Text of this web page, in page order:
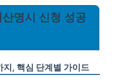
명시 신청 성공
, 핵심 단계별 가이드